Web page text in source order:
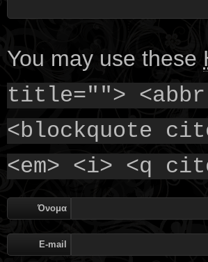
You may use these
title="">
<blockquote
<em> <i> <q
Όνομα
E-mail